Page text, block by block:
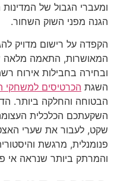
ומעברי הגבול של
הגנה מפני השוק השחור.
הקפדה על רישום מדויק
המאושרות, התאמה מלאה
ובחירה בחבילות אירוח
השגת הכרטיסים למשחקי
הבטוחה והחלקה ביותר.
השקעתכם הכלכלית
שקט, לעבור את שערי
פנומנלית, מרגשת
והמרתק ביותר שנראה אי